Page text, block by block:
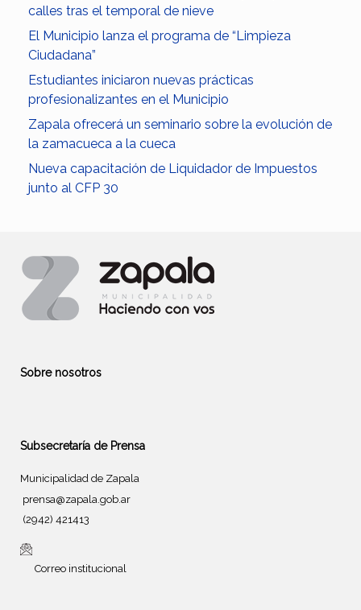
calles tras el temporal de nieve
El Municipio lanza el programa de “Limpieza
Ciudadana”
Estudiantes iniciaron nuevas prácticas
profesionalizantes en el Municipio
Zapala ofrecerá un seminario sobre la evolución de
la zamacueca a la cueca
Nueva capacitación de Liquidador de Impuestos
junto al CFP 30
Sobre nosotros
Subsecretaría de Prensa
Municipalidad de Zapala
prensa@zapala.gob.ar
(2942) 421413
Correo institucional